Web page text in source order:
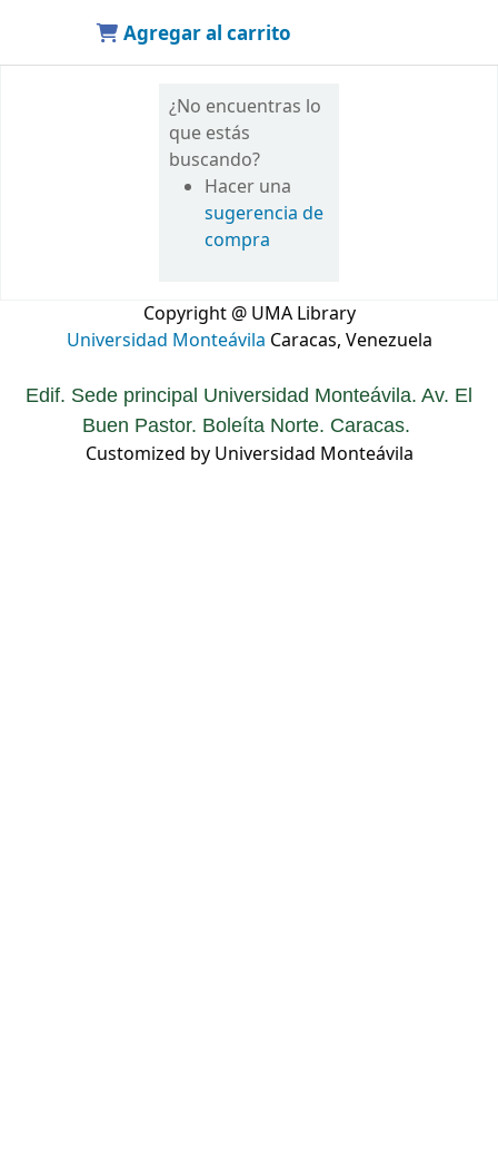
Agregar al carrito
¿No encuentras lo
que estás
buscando?
Hacer una
sugerencia de
compra
Copyright @ UMA Library
Universidad Monteávila Caracas, Venezuela
Edif. Sede principal Universidad Monteávila. Av. El
Buen Pastor. Boleíta Norte. Caracas.
Customized by Universidad Monteávila